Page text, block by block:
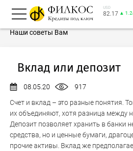
USD
82.17 ▲
Наши советы Вам
Вклад или депозит
08.05.20
917
Счет и вклад – это разные понятия.
их объединяют, хотя разница между
Депозит позволяет хранить в банки
средства, но и ценные бумаги,
прочие активы. Вклад же